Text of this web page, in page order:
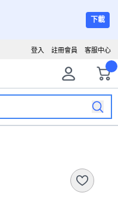
下載
客服中心
註冊會員
登入